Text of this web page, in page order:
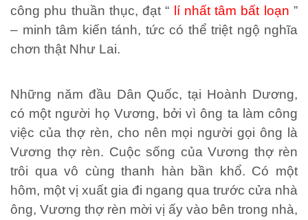
công phu thuần thục, đạt “ lí nhất tâm bất loạn”
– minh tâm kiến tánh, tức có thể triệt ngộ nghĩa
chơn thật Như Lai.
Những năm đầu Dân Quốc, tại Hoành Dương,
có một người họ Vương, bởi vì ông ta làm công
việc của thợ rèn, cho nên mọi người gọi ông là
Vương thợ rèn. Cuộc sống của Vương thợ rèn
trôi qua vô cùng thanh hàn bần khổ. Có một
hôm, một vị xuất gia đi ngang qua trước cửa nhà
ông, Vương thợ rèn mời vị ấy vào bên trong nhà,